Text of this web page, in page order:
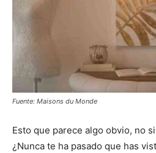
Fuente: Maisons du Monde
Esto que parece algo obvio, no
¿Nunca te ha pasado que has